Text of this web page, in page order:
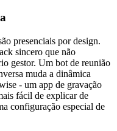
presenciais por design.
sincero que não
gestor. Um bot de reunião
muda a dinâmica
- um app de gravação
fácil de explicar de
configuração especial de